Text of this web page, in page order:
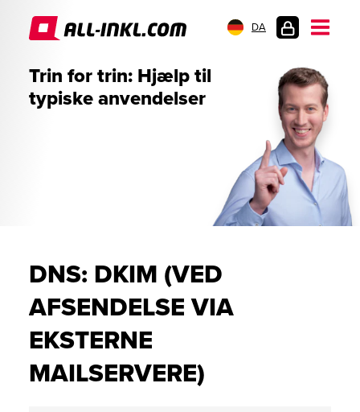
DA
Trin for trin: Hjælp til
typiske anvendelser
DNS: DKIM (VED
AFSENDELSE VIA
EKSTERNE
MAILSERVERE)